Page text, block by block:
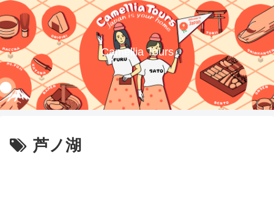
Camellia Tours
芦ノ湖